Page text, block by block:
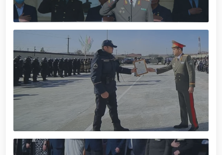
xizmat itlari ko‘rgazmasi tashkil etildi. // “Dog
biatloni” bellashuvining 6-respublika idoralararo
musobaqasi g'oliblari aniqlandi. // O‘zbekistonning
harbiy salohiyatini mustahkamlash: islohotlar va
ustuvor vazifalar.// Milliy gvardiya qo‘mondoni
Jamoat xavfsizligi universiteti bitiruvchi kursantlari
bilan uchrashdi.// 9-may — Xotira va qadrlash kuni
munosabati bilan Milliy gvardiya qoʻmondonligi
tomonidan poytaxtimizda istiqomat qiluvchi Ikkinchi
jahon urushi qatnashchilari va faxriylari holidan xabar
olindi. // “Uyg‘oq xotira” nomli teatrlashtirilgan
musiqiy konsert dasturi namoyish qilindi.// “Uch
avlod uchrashuvi” hamda “Bizning qahramonlar”
kitobining taqdimotiga bag‘ishlangan tadbir tashkil
etildi.// “Men G‘olib Run” yugurish musobaqasida